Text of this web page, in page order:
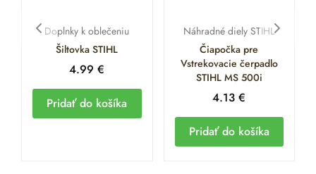
Doplnky k oblečeniu
Šiltovka STIHL
4.99€
Pridať do košíka
Náhradné diely STIHL
Čiapočka pre
Vstrekovacie čerpadlo
STIHL MS 500i
4.13€
Pridať do košíka